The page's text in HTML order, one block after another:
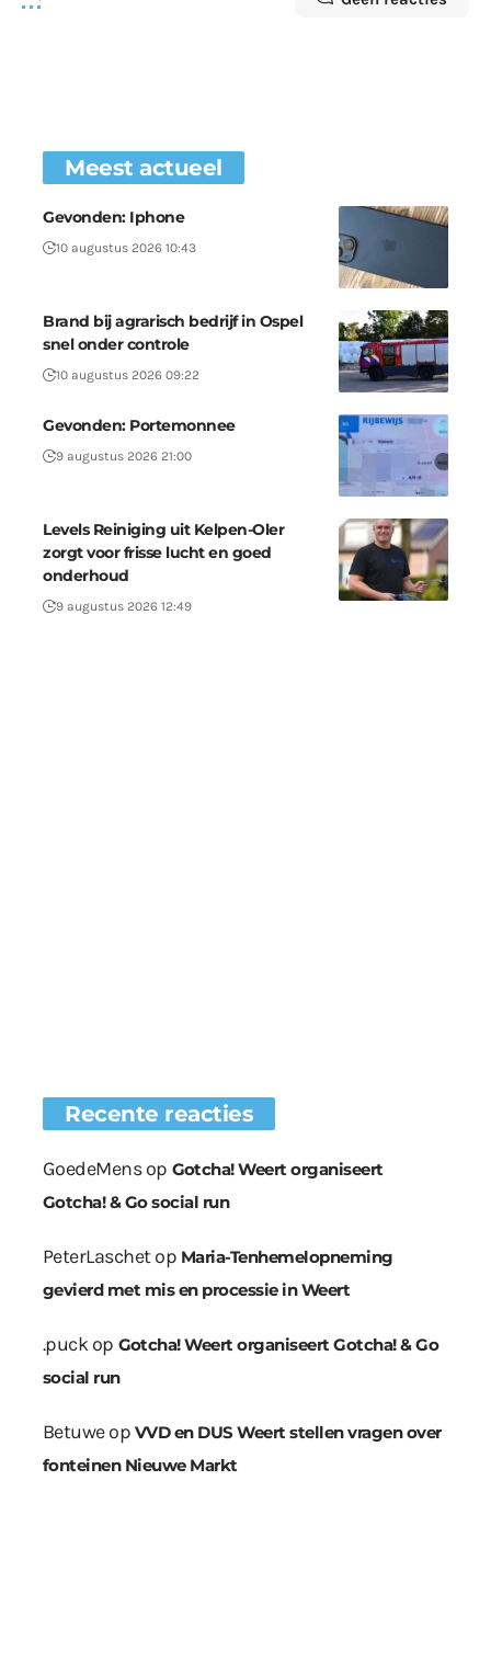
Meest actueel
Gevonden: Iphone
10 augustus 2026 10:43
Brand bij agrarisch bedrijf in Ospel
snel onder controle
10 augustus 2026 09:22
Gevonden: Portemonnee
9 augustus 2026 21:00
Levels Reiniging uit Kelpen-Oler
zorgt voor frisse lucht en goed
onderhoud
9 augustus 2026 12:49
Recente reacties
GoedeMensop Gotcha! Weert organiseert
Gotcha! & Go social run
PeterLaschetop Maria-Tenhemelopneming
gevierd met mis en processie in Weert
.puckop Gotcha! Weert organiseert Gotcha! & Go
social run
Betuweop VVD en DUS Weert stellen vragen over
fonteinen Nieuwe Markt